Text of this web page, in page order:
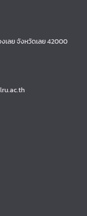
งเลย จังหวัดเลย 42000